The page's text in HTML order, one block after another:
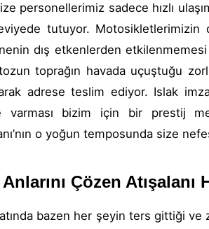
personellerimiz sadece hızlı
tutuyor. Motosikletlerimizin
dış etkenlerden etkilenmemesi
toprağın havada uçuştuğu
adrese teslim ediyor. Islak
varması bizim için bir prestij
o yoğun temposunda size
Çözen Atışalanı
bazen her şeyin ters gittiği ve